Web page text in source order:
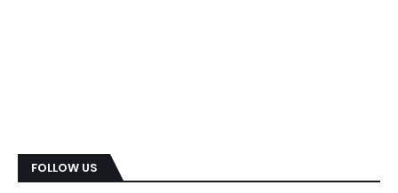
FOLLOW US